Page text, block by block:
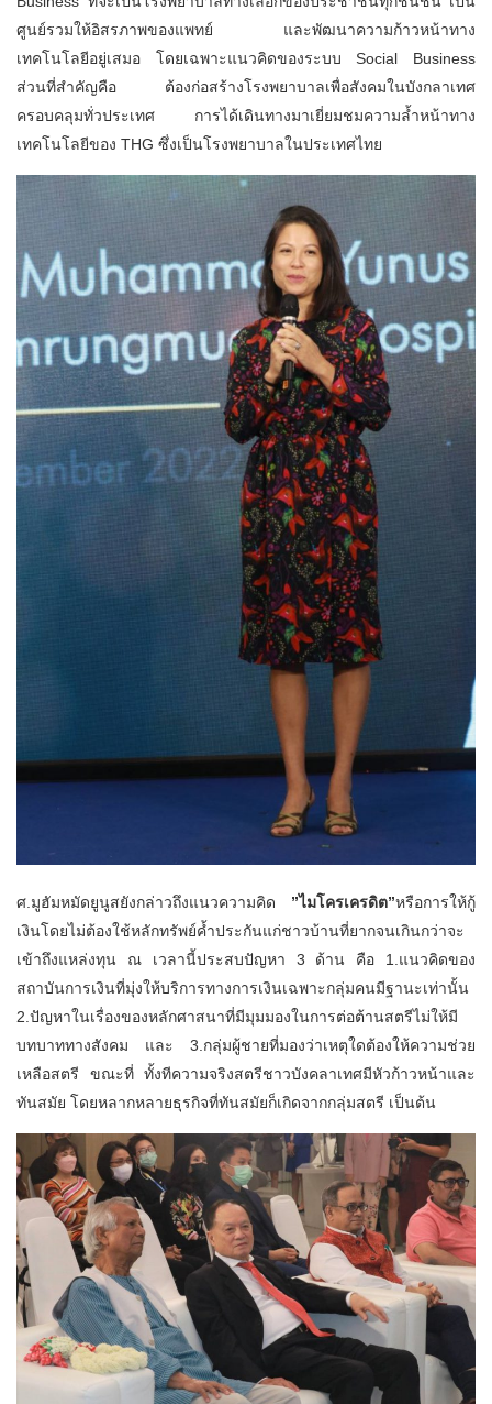
ศูนย์รวมให้อิสรภาพของแพทย์ และพัฒนาความก้าวหน้าทาง
เทคโนโลยีอยู่เสมอ โดยเฉพาะแนวคิดของระบบ Social Business
ส่วนที่สำคัญคือ ต้องก่อสร้างโรงพยาบาลเพื่อสังคมในบังกลาเทศ
ครอบคลุมทั่วประเทศ การได้เดินทางมาเยี่ยมชมความล้ำหน้าทาง
เทคโนโลยีของ THG ซึ่งเป็นโรงพยาบาลในประเทศไทย
ศ.มูฮัมหมัดยูนูสยังกล่าวถึงแนวความคิด ”ไมโครเครดิต”หรือการให้กู้
เงินโดยไม่ต้องใช้หลักทรัพย์ค้ำประกันแก่ชาวบ้านที่ยากจนเกินกว่าจะ
เข้าถึงแหล่งทุน ณ เวลานี้ประสบปัญหา 3 ด้าน คือ 1.แนวคิดของ
สถาบันการเงินที่มุ่งให้บริการทางการเงินเฉพาะกลุ่มคนมีฐานะเท่านั้น
2.ปัญหาในเรื่องของหลักศาสนาที่มีมุมมองในการต่อต้านสตรีไม่ให้มี
บทบาททางสังคม และ 3.กลุ่มผู้ชายที่มองว่าเหตุใดต้องให้ความช่วย
เหลือสตรี ขณะที่ ทั้งทีความจริงสตรีชาวบังคลาเทศมีหัวก้าวหน้าและ
ทันสมัย โดยหลากหลายธุรกิจที่ทันสมัยก็เกิดจากกลุ่มสตรี เป็นต้น